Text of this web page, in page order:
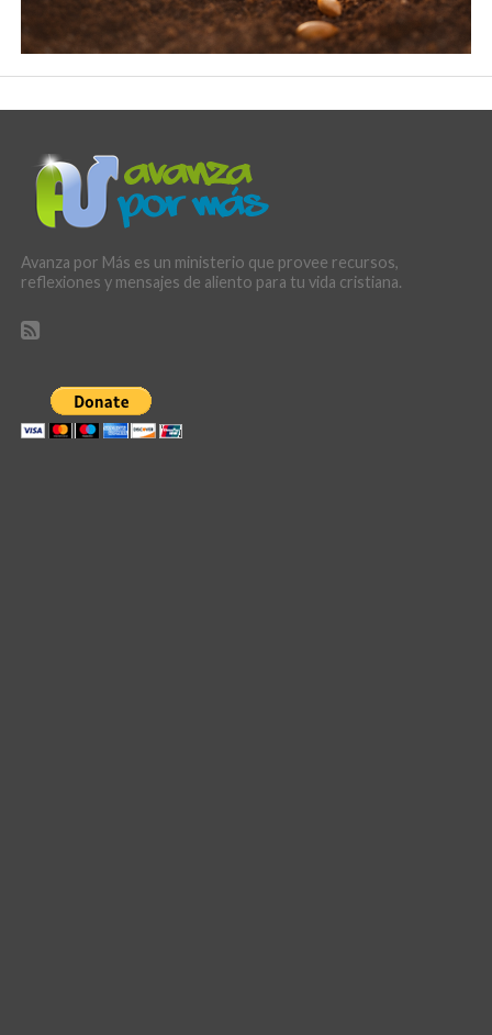
Avanza por Más es un ministerio que provee recursos,
reflexiones y mensajes de aliento para tu vida cristiana.